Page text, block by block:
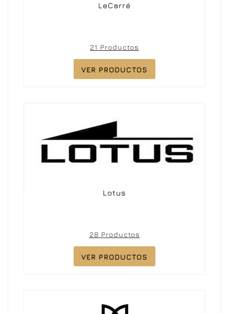
LeCarré
21 Productos
VER PRODUCTOS
Lotus
28 Productos
VER PRODUCTOS